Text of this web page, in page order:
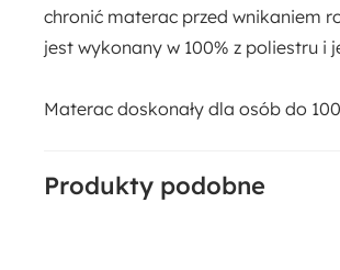
chronić materac przed wnikaniem
jest wykonany w 100% z poliestru i
Materac doskonały dla osób do
Produkty podobne